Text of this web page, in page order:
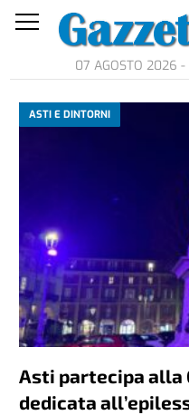
07 AGOSTO 2026 -
ASTI E DINTORNI
Asti partecipa alla
dedicata